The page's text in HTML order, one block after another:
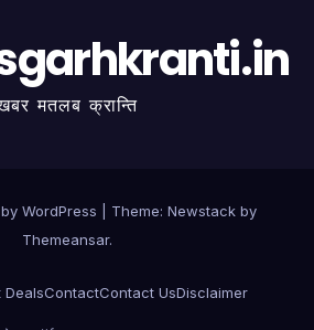
मतलब क्रान्ति
WordPress Theme: Newstackby
Themeansar.
DealsContactContact UsDisclaimer